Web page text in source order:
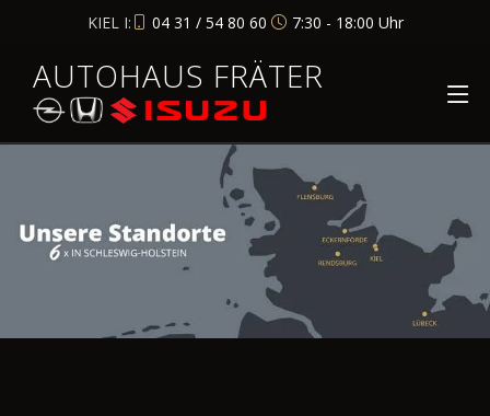
KIEL I: 04 31 / 54 80 60 7:30 - 18:00 Uhr
AUTOHAUS FRÄTER